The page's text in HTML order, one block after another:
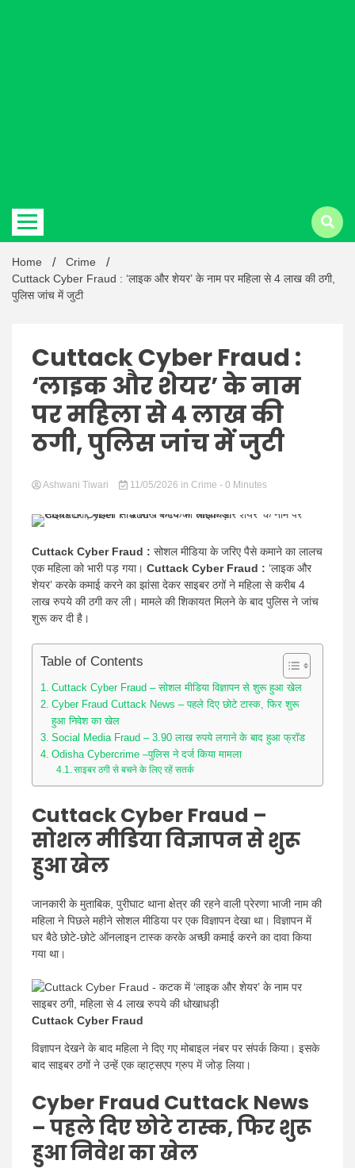
Latest
Hindi
News
Home
Crime
Cuttack Cyber Fraud : ‘लाइक और शेयर’ के नाम पर महिला से 4 लाख की ठगी,
पुलिस जांच में जुटी
Cuttack Cyber Fraud :
‘लाइक और शेयर’ के नाम
पर महिला से 4 लाख की
ठगी, पुलिस जांच में जुटी
Ashwani Tiwari 11/05/2026 in Crime - 0 Minutes
Cuttack Cyber Fraud : सोशल मीडिया के जरिए पैसे कमाने का लालच
एक महिला को भारी पड़ गया। Cuttack Cyber Fraud : ‘लाइक और
शेयर’ करके कमाई करने का झांसा देकर साइबर ठगों ने महिला से करीब 4
लाख रुपये की ठगी कर ली। मामले की शिकायत मिलने के बाद पुलिस ने जांच
शुरू कर दी है।
Table of Contents
Cuttack Cyber Fraud – सोशल मीडिया विज्ञापन से शुरू हुआ खेल
Cyber Fraud Cuttack News – पहले दिए छोटे टास्क, फिर शुरू
हुआ निवेश का खेल
Social Media Fraud – 3.90 लाख रुपये लगाने के बाद हुआ फ्रॉड
Odisha Cybercrime –पुलिस ने दर्ज किया मामला
साइबर ठगी से बचने के लिए रहें सतर्क
Cuttack Cyber Fraud –
सोशल मीडिया विज्ञापन से शुरू
हुआ खेल
जानकारी के मुताबिक, पुरीघाट थाना क्षेत्र की रहने वाली प्रेरणा भाजी नाम की
महिला ने पिछले महीने सोशल मीडिया पर एक विज्ञापन देखा था। विज्ञापन में
घर बैठे छोटे-छोटे ऑनलाइन टास्क करके अच्छी कमाई करने का दावा किया
गया था।
Cuttack Cyber Fraud
विज्ञापन देखने के बाद महिला ने दिए गए मोबाइल नंबर पर संपर्क किया। इसके
बाद साइबर ठगों ने उन्हें एक व्हाट्सएप ग्रुप में जोड़ लिया।
Cyber Fraud Cuttack News
– पहले दिए छोटे टास्क, फिर शुरू
हुआ निवेश का खेल